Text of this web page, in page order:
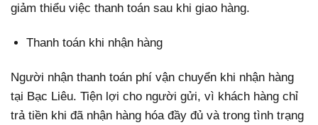
giảm thiểu việc thanh toán sau khi giao hàng.
Thanh toán khi nhận hàng
Người nhận thanh toán phí vận chuyển khi nhận hàng
tại Bạc Liêu. Tiện lợi cho người gửi, vì khách hàng chỉ
trả tiền khi đã nhận hàng hóa đầy đủ và trong tình trạng